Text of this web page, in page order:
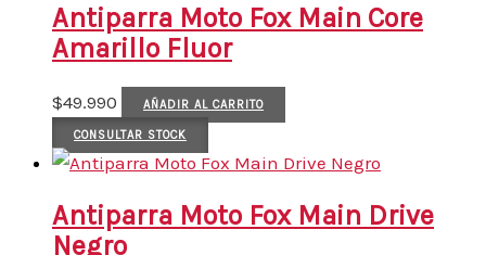
Antiparra Moto Fox Main Core
Amarillo Fluor
$49.990 AÑADIR AL CARRITO
CONSULTAR STOCK
Antiparra Moto Fox Main Drive
Negro